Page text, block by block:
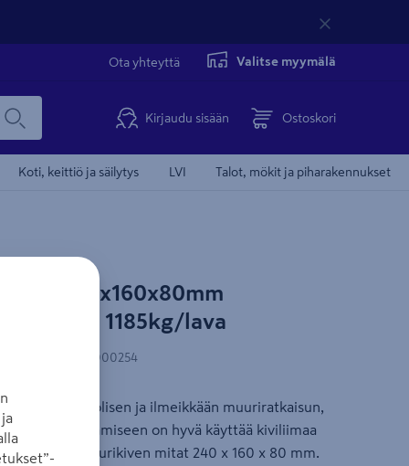
Ota yhteyttä Valitse myymälä
Kirjaudu sisään Ostoskori
Koti, keittiö ja säilytys LVI Talot, mökit ja piharakennukset
HB 240x160x80mm
lava 1185kg/lava
6419249000254
monipuolisen ja ilmeikkään muuriratkaisun,
Kivien kiinnittämiseen on hyvä käyttää kiviliimaa
Matalan muurikiven mitat 240 x 160 x 80 mm.